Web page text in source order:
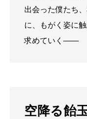
出会った僕たち
に、もがく姿に
求めていく――
空降る飴